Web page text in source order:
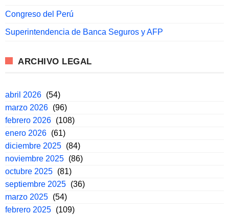
Congreso del Perú
Superintendencia de Banca Seguros y AFP
ARCHIVO LEGAL
abril 2026 (54)
marzo 2026 (96)
febrero 2026 (108)
enero 2026 (61)
diciembre 2025 (84)
noviembre 2025 (86)
octubre 2025 (81)
septiembre 2025 (36)
marzo 2025 (54)
febrero 2025 (109)